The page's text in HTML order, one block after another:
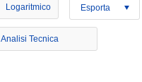
Logaritmico Esporta
Analisi Tecnica